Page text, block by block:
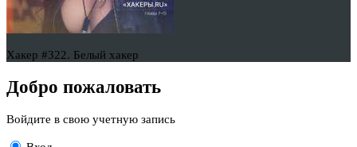
Хакер #322. Белый хакер
Добро пожаловать
Войдите в свою учетную запись